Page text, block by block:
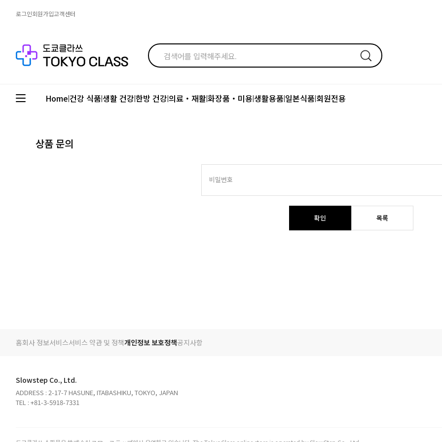
로그인회원가입고객센터
Home|건강 식품|생활 건강|한방 건강|의료・재활|화장품・미용|생활용품|일본식품|회원전용
상품 문의
비밀번호
확인 목록
홈회사 정보서비스서비스 약관 및 정책개인정보 보호정책공지사항
Slowstep Co., Ltd.
ADDRESS : 2-17-7 HASUNE, ITABASHIKU, TOKYO, JAPAN
TEL : +81-3-5918-7331